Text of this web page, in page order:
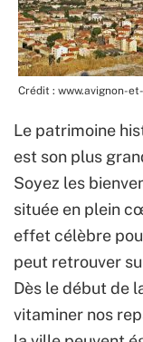
Crédit : www.avignon-
Le patrimoine
est son plus
Soyez les
située en plein
effet célèbre
peut retrouver
Dès le début de
vitaminer nos